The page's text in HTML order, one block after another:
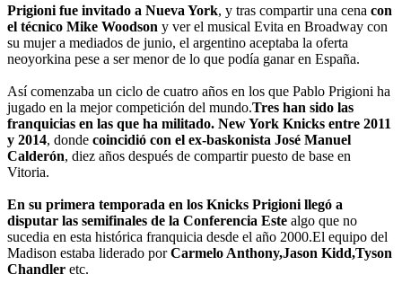
Prigioni fue invitado a Nueva York, y tras compartir una cena con
el técnico Mike Woodson y ver el musical Evita en Broadway con
su mujer a mediados de junio, el argentino aceptaba la oferta
neoyorkina pese a ser menor de lo que podía ganar en España.
Así comenzaba un ciclo de cuatro años en los que Pablo Prigioni ha
jugado en la mejor competición del mundo.Tres han sido las
franquicias en las que ha militado. New York Knicks entre 2011
y 2014, donde coincidió con el ex-baskonista José Manuel
Calderón, diez años después de compartir puesto de base en
Vitoria.
En su primera temporada en los Knicks Prigioni llegó a
disputar las semifinales de la Conferencia Este algo que no
sucedia en esta histórica franquicia desde el año 2000.El equipo del
Madison estaba liderado porCarmelo Anthony,Jason Kidd,Tyson
Chandler etc.